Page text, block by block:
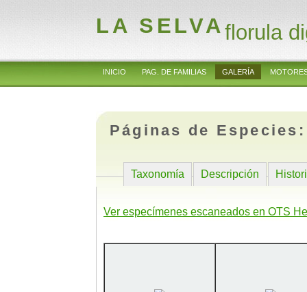
LA SELVAflorula
INICIO PAG. DE FAMILIAS GALERÍA
Páginas de
Taxonomía Descripción
Ver especímenes escaneados en OTS